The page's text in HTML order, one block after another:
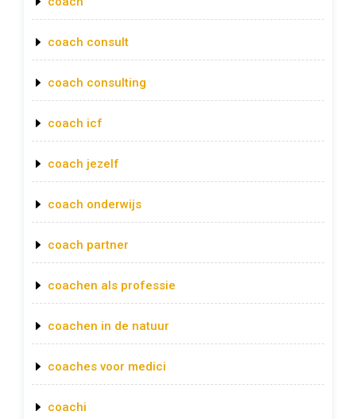
coach consult
coach consulting
coach icf
coach jezelf
coach onderwijs
coach partner
coachen als professie
coachen in de natuur
coaches voor medici
coachi